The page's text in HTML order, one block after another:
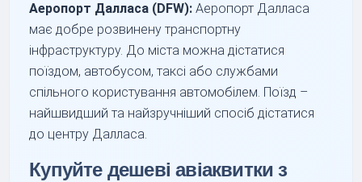
Аеропорт Далласа (DFW): Аеропорт Далласа
має добре розвинену транспортну
інфраструктуру. До міста можна дістатися
поїздом, автобусом, таксі або службами
спільного користування автомобілем. Поїзд –
найшвидший та найзручніший спосіб дістатися
до центру Далласа.
Купуйте дешеві авіаквитки з